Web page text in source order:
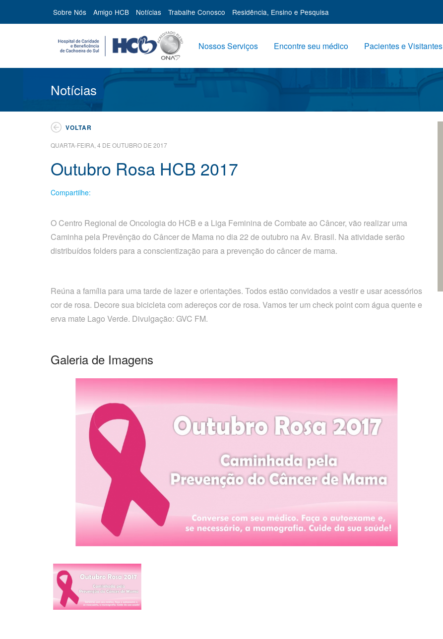
Sobre Nós Amigo HCB Notícias Trabalhe Conosco Residência, Ensino e Pesquisa
Nossos Serviços Encontre seu médico Pacientes e Visitantes
Notícias
VOLTAR
QUARTA-FEIRA, 4 DE OUTUBRO DE 2017
Outubro Rosa HCB 2017
Compartilhe:
O Centro Regional de Oncologia do HCB e a Liga Feminina de Combate ao Câncer, vão realizar uma
Caminha pela Prevênção do Câncer de Mama no dia 22 de outubro na Av. Brasil. Na atividade serão
distribuídos folders para a conscientização para a prevenção do câncer de mama.
Reúna a família para uma tarde de lazer e orientações. Todos estão convidados a vestir e usar acessórios
cor de rosa. Decore sua bicicleta com adereços cor de rosa. Vamos ter um check point com água quente e
erva mate Lago Verde. Divulgação: GVC FM.
Galeria de Imagens